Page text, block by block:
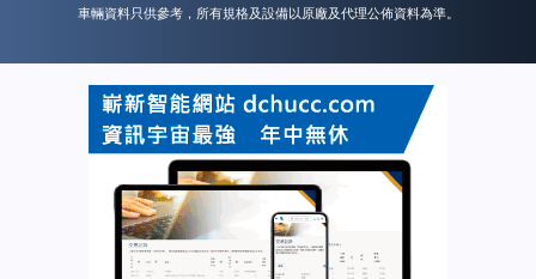
車輛資料只供參考，所有規格及設備以原廠及代理公佈資料為準。